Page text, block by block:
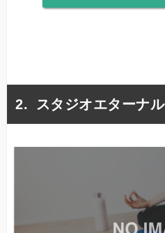
スタジオエターナル